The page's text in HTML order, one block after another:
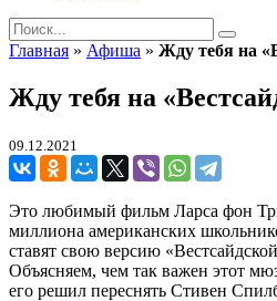
Главная » Афиша » Жду тебя на
Жду тебя на
09.12.2021
Это любимый фильм Ларса фон
миллиона американских
ставят свою версию
Объясняем, чем так важен этот
его решил переснять Стивен